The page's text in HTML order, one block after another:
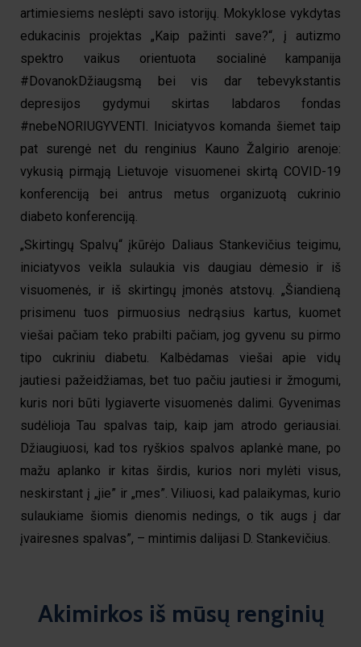
artimiesiems neslėpti savo istorijų. Mokyklose vykdytas
edukacinis projektas „Kaip pažinti save?“, į autizmo
spektro vaikus orientuota socialinė kampanija
#DovanokDžiaugsmą bei vis dar tebevykstantis
depresijos gydymui skirtas labdaros fondas
#nebeNORIUGYVENTI. Iniciatyvos komanda šiemet taip
pat surengė net du renginius Kauno Žalgirio arenoje:
vykusią pirmąją Lietuvoje visuomenei skirtą COVID-19
konferenciją bei antrus metus organizuotą cukrinio
diabeto konferenciją.
„Skirtingų Spalvų“ įkūrėjo Daliaus Stankevičius teigimu,
iniciatyvos veikla sulaukia vis daugiau dėmesio ir iš
visuomenės, ir iš skirtingų įmonės atstovų. „Šiandieną
prisimenu tuos pirmuosius nedrąsius kartus, kuomet
viešai pačiam teko prabilti pačiam, jog gyvenu su pirmo
tipo cukriniu diabetu. Kalbėdamas viešai apie vidų
jautiesi pažeidžiamas, bet tuo pačiu jautiesi ir žmogumi,
kuris nori būti lygiaverte visuomenės dalimi. Gyvenimas
sudėlioja Tau spalvas taip, kaip jam atrodo geriausiai.
Džiaugiuosi, kad tos ryškios spalvos aplankė mane, po
mažu aplanko ir kitas širdis, kurios nori mylėti visus,
neskirstant į „jie” ir „mes”. Viliuosi, kad palaikymas, kurio
sulaukiame šiomis dienomis nedings, o tik augs į dar
įvairesnes spalvas”, – mintimis dalijasi D. Stankevičius.
Akimirkos iš mūsų renginių